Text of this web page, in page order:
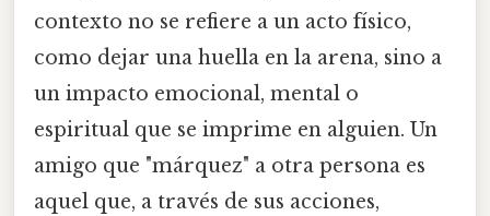
contexto no se refiere a un acto físico,
como dejar una huella en la arena, sino a
un impacto emocional, mental o
espiritual que se imprime en alguien. Un
amigo que "márquez" a otra persona es
aquel que, a través de sus acciones,